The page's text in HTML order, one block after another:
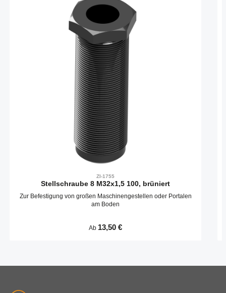
ZI-1755
Stellschraube 8 M32x1,5 100, brüniert
Zur Befestigung von großen Maschinengestellen oder Portalen
am Boden
Regulärer Preis:
Ab 13,50 €